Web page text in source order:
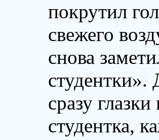
покрутил
свежего
снова
студентки».
сразу
студентка,